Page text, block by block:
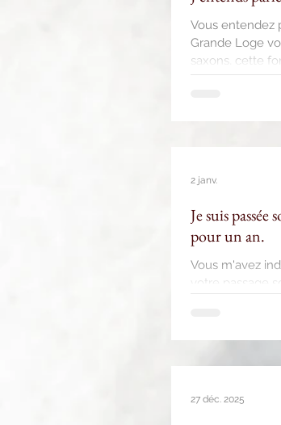
Vous entendez
Grande Loge
saxons, cette
temps de la
Je suis
pour un an.
Vous m'avez
votre passage
2 janv.
27 déc. 2025